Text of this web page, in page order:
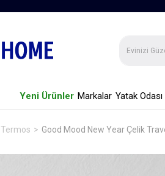
Yeni Ürünler Markalar Yatak Odası
Termos Good Mood New Year Çelik